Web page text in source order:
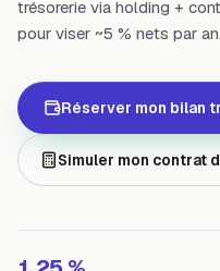
trésorerie via holding +
pour viser ~5 % nets par an.
Réserver mon bilan
Simuler mon contrat